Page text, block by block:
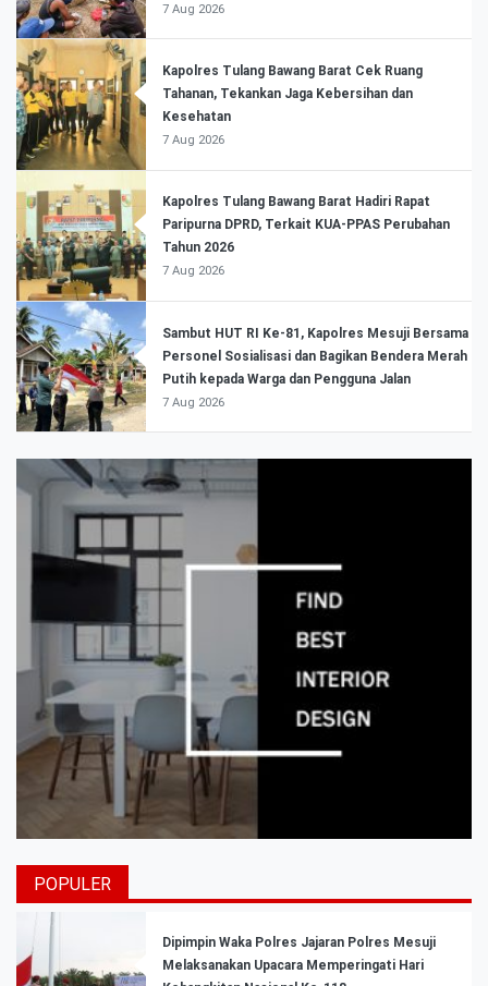
7 Aug 2026
Kapolres Tulang Bawang Barat Cek Ruang
Tahanan, Tekankan Jaga Kebersihan dan
Kesehatan
7 Aug 2026
Kapolres Tulang Bawang Barat Hadiri Rapat
Paripurna DPRD, Terkait KUA-PPAS Perubahan
Tahun 2026
7 Aug 2026
Sambut HUT RI Ke-81, Kapolres Mesuji Bersama
Personel Sosialisasi dan Bagikan Bendera Merah
Putih kepada Warga dan Pengguna Jalan
7 Aug 2026
POPULER
Dipimpin Waka Polres Jajaran Polres Mesuji
Melaksanakan Upacara Memperingati Hari